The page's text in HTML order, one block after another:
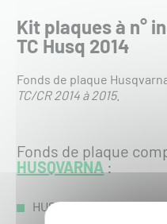
Kit plaques à n°
TC Husq 2014
Fonds de plaque
TC/CR 2014 à 2015.
Fonds de plaque
HUSQVARNA :
HUSQVARNA TC 125 :TC